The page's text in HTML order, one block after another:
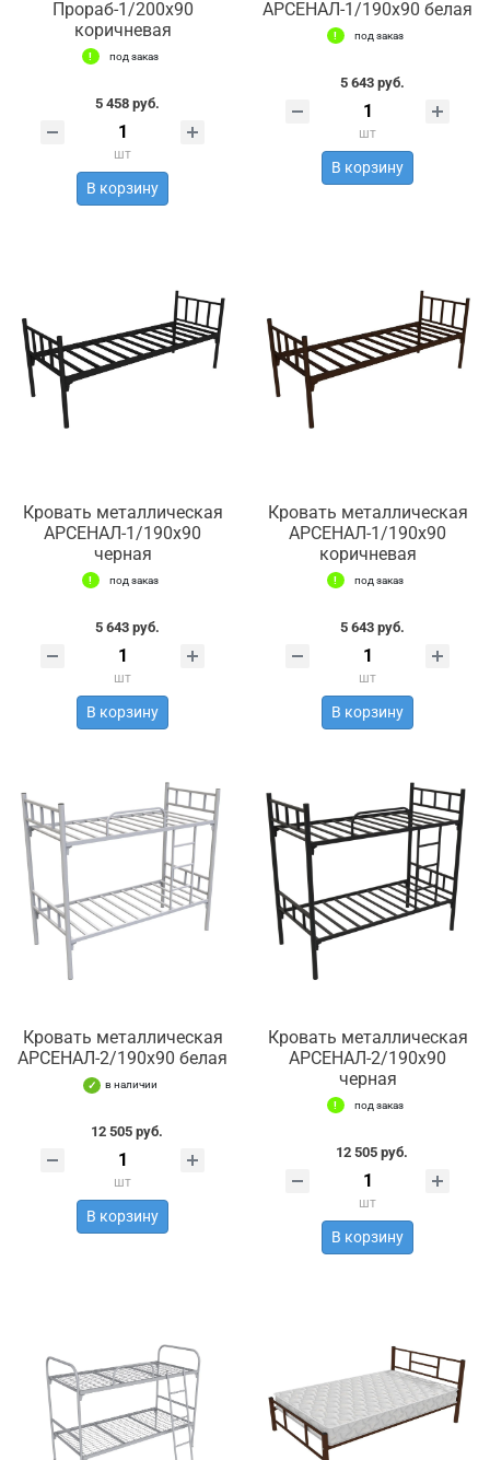
Прораб-1/200х90
коричневая
под заказ
5 458 руб.
шт
В корзину
АРСЕНАЛ-1/190х90 белая
под заказ
5 643 руб.
шт
В корзину
Кровать металлическая
АРСЕНАЛ-1/190х90
черная
под заказ
5 643 руб.
шт
В корзину
Кровать металлическая
АРСЕНАЛ-1/190х90
коричневая
под заказ
5 643 руб.
шт
В корзину
Кровать металлическая
АРСЕНАЛ-2/190х90 белая
в наличии
12 505 руб.
шт
В корзину
Кровать металлическая
АРСЕНАЛ-2/190х90
черная
под заказ
12 505 руб.
шт
В корзину